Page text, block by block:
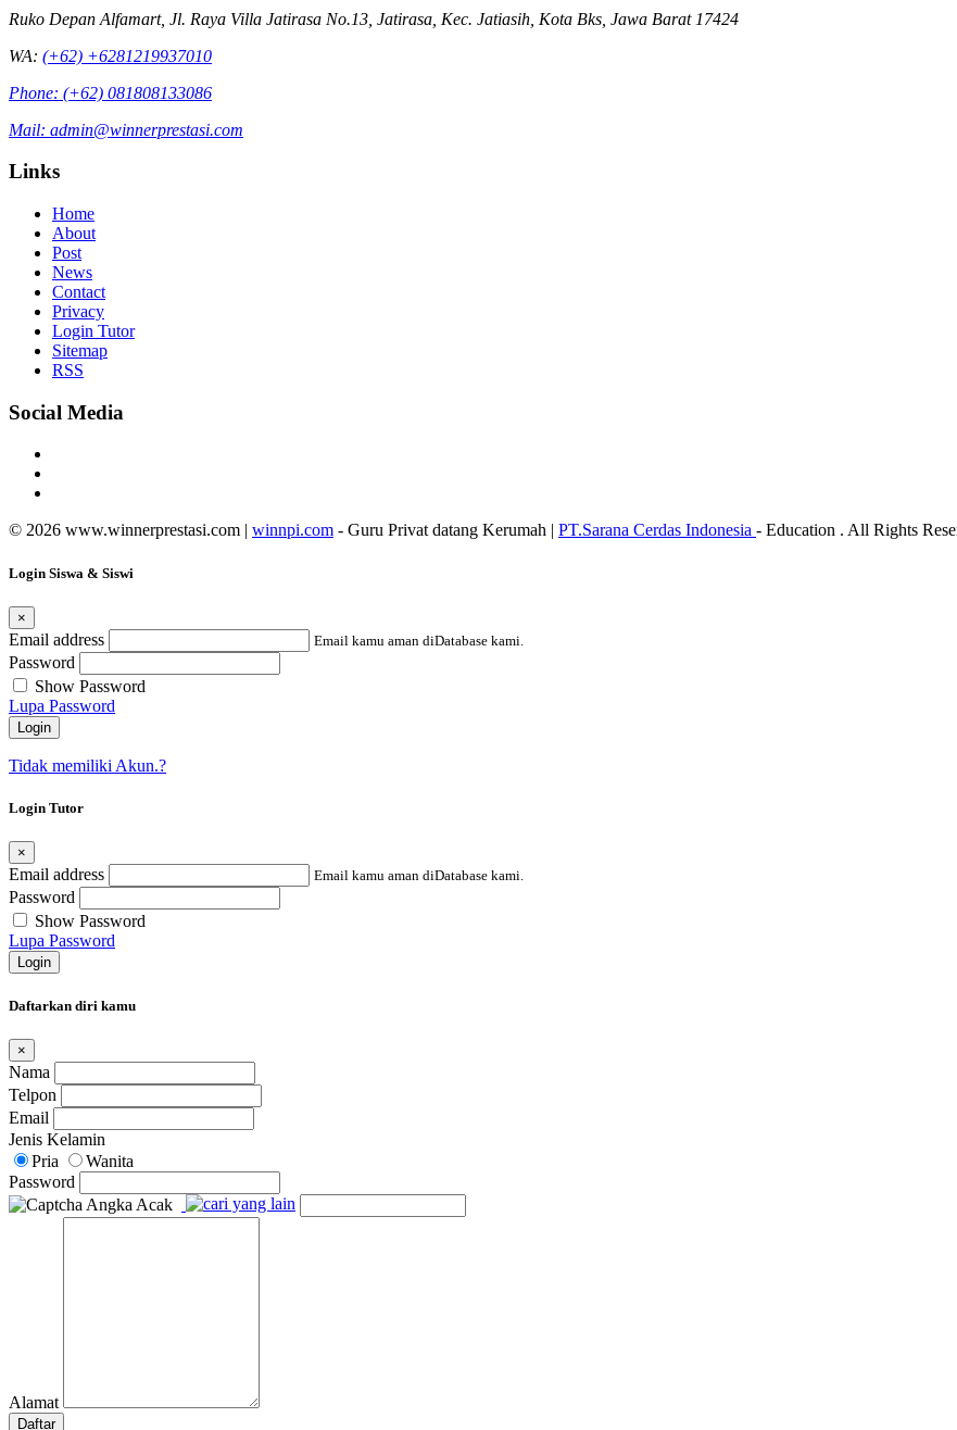
Ruko Depan Alfamart, Jl. Raya Villa Jatirasa No.13, Jatirasa, Kec. Jatiasih, Kota Bks, Jawa Barat 17424
WA: (+62) +6281219937010
Phone: (+62) 081808133086
Mail: admin@winnerprestasi.com
Links
Home
About
Post
News
Contact
Privacy
Login Tutor
Sitemap
RSS
Social Media
© 2026 www.winnerprestasi.com | winnpi.com - Guru Privat datang Kerumah | PT.Sarana Cerdas Indonesia - Education . All Rights
Login Siswa & Siswi
×
Email address Email kamu aman diDatabase kami.
Password
Show Password
Lupa Password
Login
Tidak memiliki Akun.?
Login Tutor
×
Email address Email kamu aman diDatabase kami.
Password
Show Password
Lupa Password
Login
Daftarkan diri kamu
×
Nama
Telpon
Email
Jenis Kelamin
Pria
Wanita
Password
Alamat
Daftar